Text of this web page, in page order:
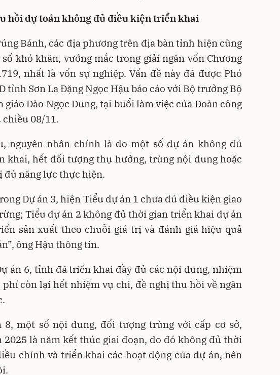
hồi dự toán không đủ điều kiện triển khai
Bánh, các địa phương trên địa bàn tỉnh hiện cũng
khó khăn, vướng mắc trong giải ngân vốn Chương
nhất là vốn sự nghiệp. Vấn đề này đã được Phó
tỉnh Sơn La Đặng Ngọc Hậu báo cáo với Bộ trưởng Bộ
giáo Đào Ngọc Dung, tại buổi làm việc của Đoàn công
08/11.
nguyên nhân chính là do một số dự án không đủ
khai, hết đối tượng thụ hưởng, trùng nội dung hoặc
đủ năng lực thực hiện.
Dự án 3, hiện Tiểu dự án 1 chưa đủ điều kiện giao
Tiểu dự án 2 không đủ thời gian triển khai dự án
sản xuất theo chuỗi giá trị và đánh giá hiệu quả
ông Hậu thông tin.
án 6, tỉnh đã triển khai đầy đủ các nội dung, nhiệm
còn lại hết nhiệm vụ chi, đề nghị thu hồi về ngân
8, một số nội dung, đối tượng trùng với cấp cơ sở,
là năm kết thúc giai đoạn, do đó không đủ thời
chỉnh và triển khai các hoạt động của dự án, nên